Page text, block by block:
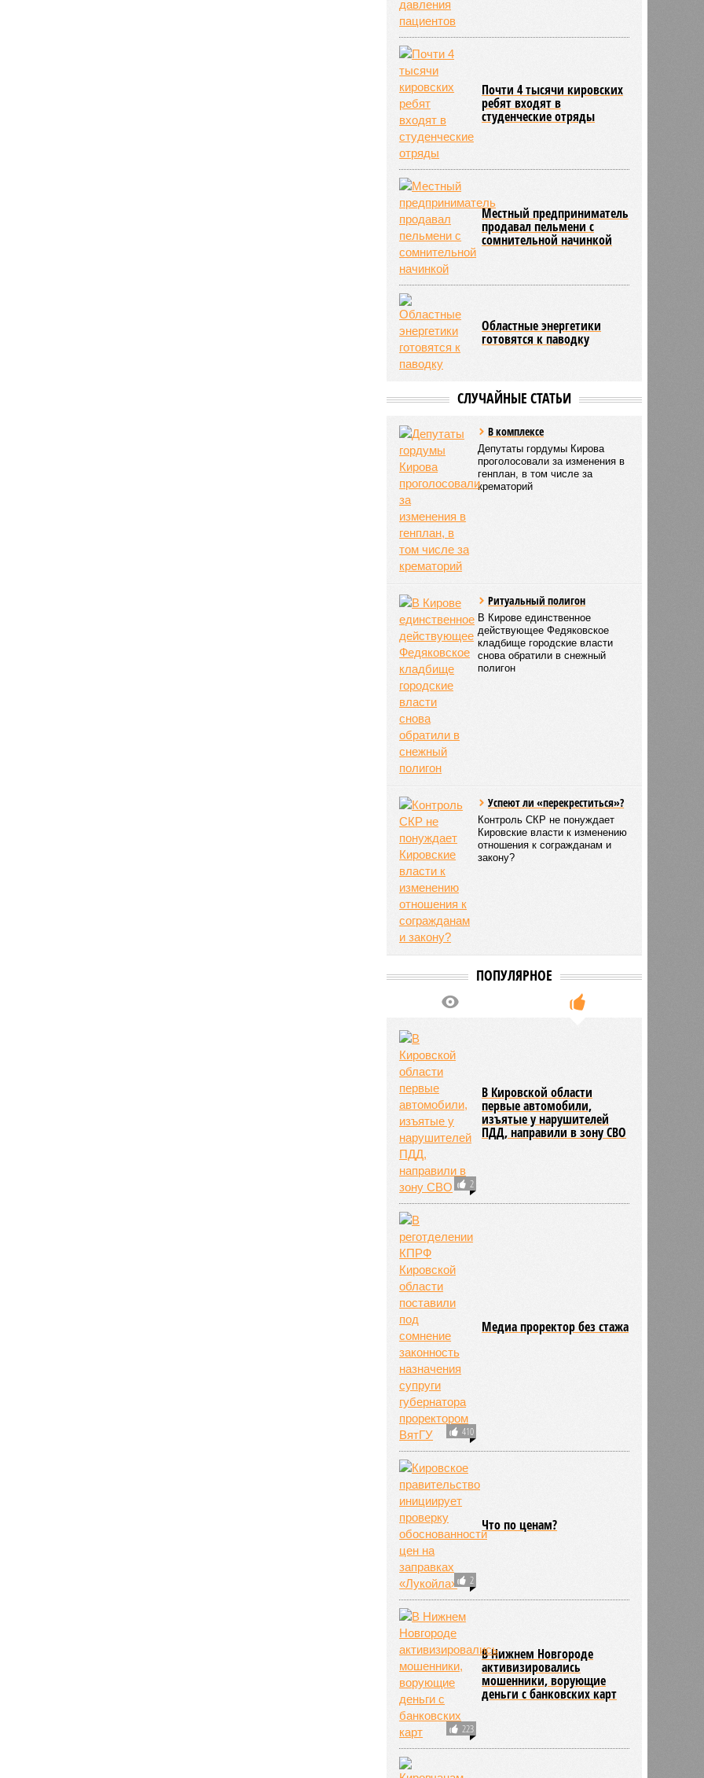
Почти 4 тысячи кировских
ребят входят в
студенческие отряды
Местный предприниматель
продавал пельмени с
сомнительной начинкой
Областные энергетики
готовятся к паводку
СЛУЧАЙНЫЕ СТАТЬИ
В комплексе
Депутаты гордумы Кирова
проголосовали за изменения в
генплан, в том числе за
крематорий
Ритуальный полигон
В Кирове единственное
действующее Федяковское
кладбище городские власти
снова обратили в снежный
полигон
Успеют ли «перекреститься»?
Контроль СКР не понуждает
Кировские власти к изменению
отношения к согражданам и
закону?
ПОПУЛЯРНОЕ
2
В Кировской области
первые автомобили,
изъятые у нарушителей
ПДД, направили в зону СВО
410
Медиа проректор без стажа
2
Что по ценам?
223
В Нижнем Новгороде
активизировались
мошенники, ворующие
деньги с банковских карт